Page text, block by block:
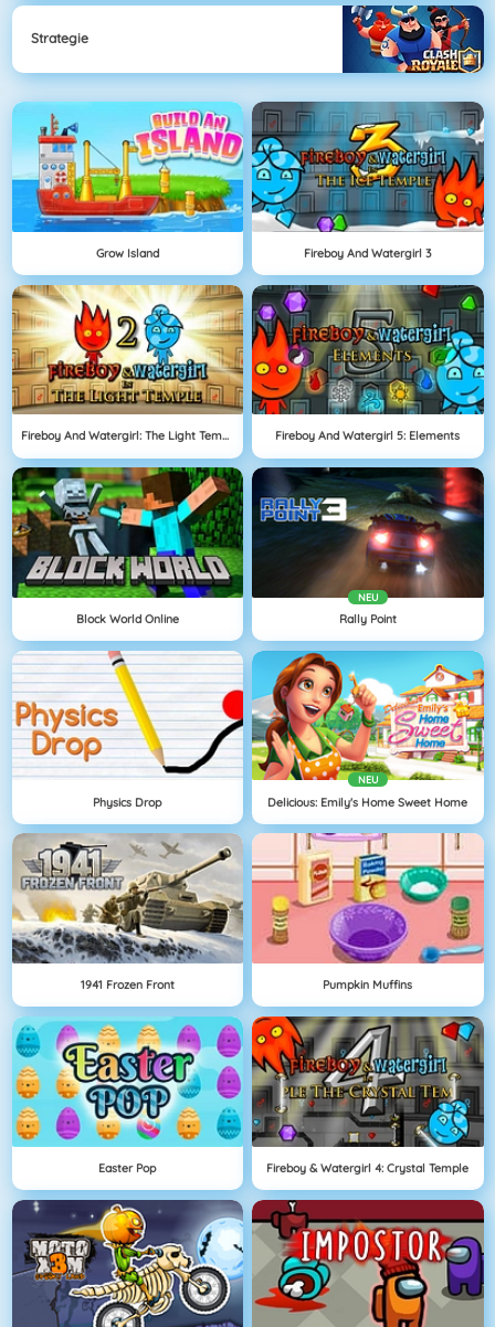
Strategie
Grow Island Fireboy And Watergirl 3
Fireboy And Watergirl: The Light Temple Fireboy And Watergirl 5: Elements
Block World Online
NEU
Rally Point
Physics Drop
NEU
Delicious: Emily's Home Sweet Home
1941 Frozen Front Pumpkin Muffins
Easter Pop Fireboy & Watergirl 4: Crystal Temple